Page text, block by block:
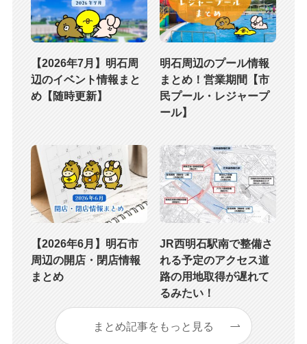
【2026年7月】明石周
辺のイベント情報まと
め【随時更新】
明石周辺のプール情報
まとめ！営業期間【市
民プール・レジャープ
ール】
【2026年6月】明石市
周辺の開店・閉店情報
まとめ
JR西明石駅南で整備さ
れる予定のアクセス道
路の用地取得が遅れて
るみたい！
まとめ記事をもっと見る